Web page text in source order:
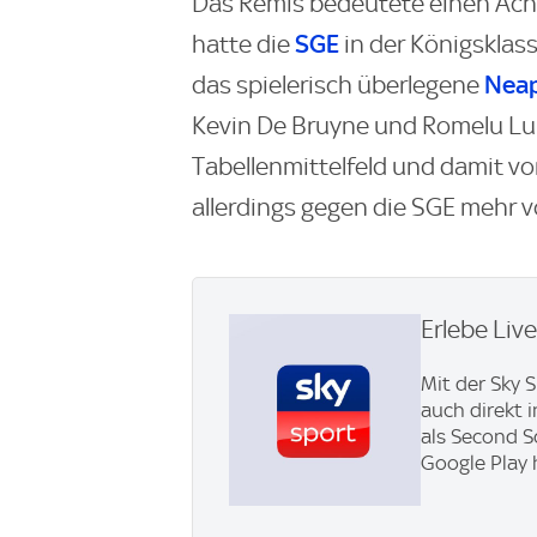
hatte dieSGE in der
das spielerisch überlegene
Kevin De Bruyne und Romelu
Tabellenmittelfeld und damit
allerdings gegen die SGE mehr
Erlebe
Mit der Sky
auch direkt
als Second
Google